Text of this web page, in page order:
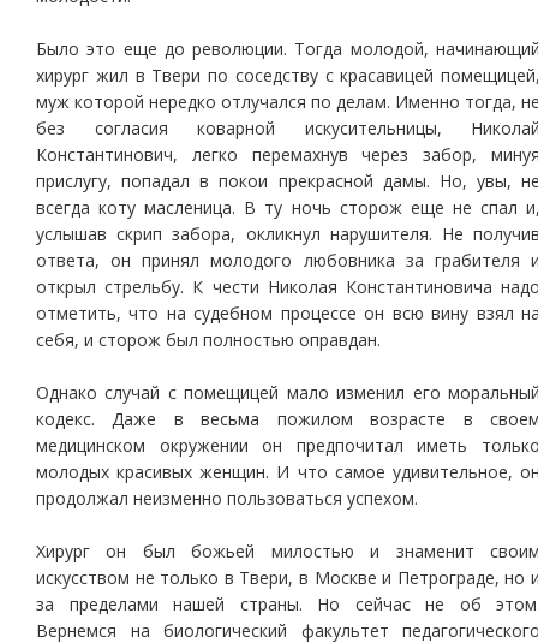
Было это еще до революции. Тогда молодой,
хирург жил в Твери по соседству с красавицей
муж которой нередко отлучался по делам. Именно тогда,
без согласия коварной искусительницы,
Константинович, легко перемахнув через забор,
прислугу, попадал в покои прекрасной дамы. Но, увы,
всегда коту масленица. В ту ночь сторож еще не спал
услышав скрип забора, окликнул нарушителя. Не
ответа, он принял молодого любовника за грабителя
открыл стрельбу. К чести Николая Константиновича
отметить, что на судебном процессе он всю вину взял
себя, и сторож был полностью оправдан.
Однако случай с помещицей мало изменил его
кодекс. Даже в весьма пожилом возрасте в
медицинском окружении он предпочитал иметь
молодых красивых женщин. И что самое удивительное,
продолжал неизменно пользоваться успехом.
Хирург он был божьей милостью и знаменит
искусством не только в Твери, в Москве и Петрограде, но
за пределами нашей страны. Но сейчас не об
Вернемся на биологический факультет